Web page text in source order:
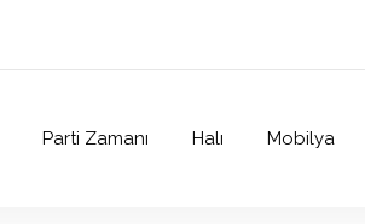
Parti Zamanı Halı Mobilya